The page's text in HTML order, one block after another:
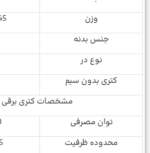
وزن
جنس بدنه
نوع در
کتری بدون سیم
مشخصات کتری برقی
توان مصرفی
محدوده ظرفیت